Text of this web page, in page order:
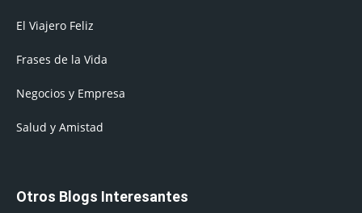
El Viajero Feliz
Frases de la Vida
Negocios y Empresa
Salud y Amistad
Otros Blogs Interesantes